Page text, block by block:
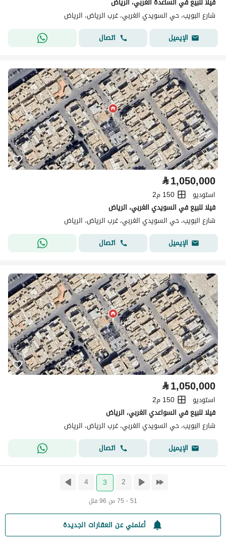
شارع البويب، حي السويدي الغربي، غرب الرياض، الرياض
الإيميل
اتصال
⃁1,050,000
استوديو
150 م2
فيلا للبيع في السويدي الغربي، الرياض
شارع البويب، حي السويدي الغربي، غرب الرياض، الرياض
الإيميل
اتصال
⃁1,050,000
استوديو
150 م2
فيلا للبيع في السواعدي الغربي، الرياض
شارع البويب، حي السويدي الغربي، غرب الرياض، الرياض
الإيميل
اتصال
2
3
4
51 - 75 من 96 فلل
أعلمني عن العقارات الجديدة